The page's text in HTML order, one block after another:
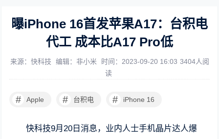
曝iPhone 16首发苹果A17：台积电
代工 成本比A17 Pro低
来源：快科技 编辑：非小米 时间：2023-09-20 16:03 3404人阅
读
# Apple # 台积电 # iPhone 16
快科技9月20日消息，业内人士手机晶片达人爆